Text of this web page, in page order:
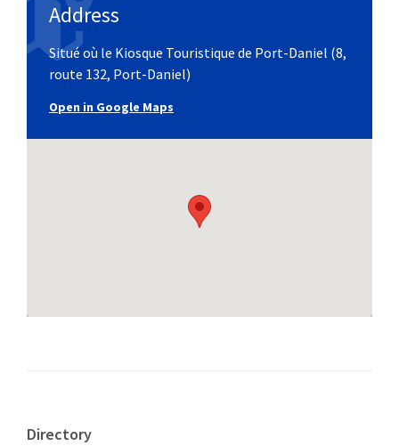
Address
Situé où le Kiosque Touristique de Port-Daniel (8,
route 132, Port-Daniel)
Open in Google Maps
Directory